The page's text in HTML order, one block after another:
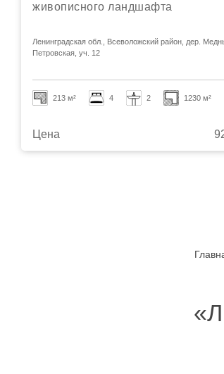
живописного ландшафта
Ленинградская обл., Всеволожский район, дер.
Петровская, уч. 12
213 м² 4 2 1230 м²
Цена